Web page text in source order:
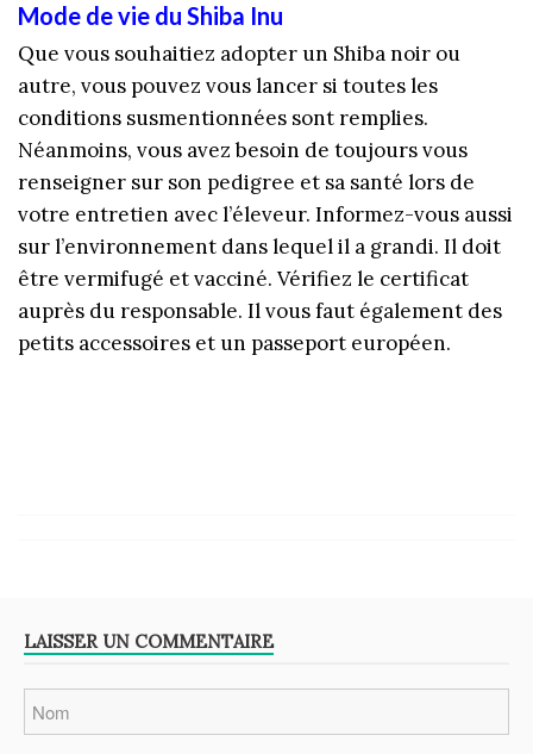
Mode de vie du Shiba Inu
Que vous souhaitiez adopter un Shiba noir ou
autre, vous pouvez vous lancer si toutes les
conditions susmentionnées sont remplies.
Néanmoins, vous avez besoin de toujours vous
renseigner sur son pedigree et sa santé lors de
votre entretien avec l’éleveur. Informez-vous aussi
sur l’environnement dans lequel il a grandi. Il doit
être vermifugé et vacciné. Vérifiez le certificat
auprès du responsable. Il vous faut également des
petits accessoires et un passeport européen.
LAISSER UN COMMENTAIRE